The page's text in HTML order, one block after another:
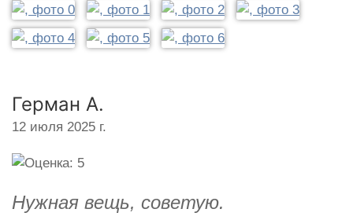
Герман А.
12 июля 2025 г.
Нужная вещь, советую.